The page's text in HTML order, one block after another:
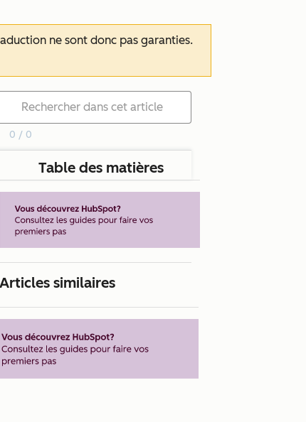
ne sont donc pas garanties.
0 / 0
Table des matières
Articles similaires